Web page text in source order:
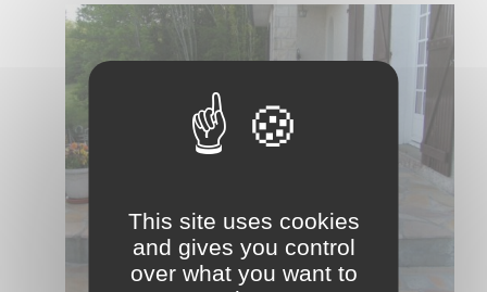
This site uses cookies
and gives you control
over what you want to